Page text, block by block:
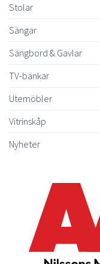
Stolar
Sängar
Sängbord & Gavlar
TV-bänkar
Utemöbler
Vitrinskåp
Nyheter